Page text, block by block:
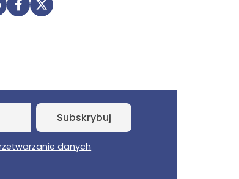
stronę
Udostępnij na Facebooku
Udostępnij na Twitterze
danych